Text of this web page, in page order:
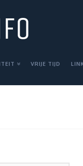
VRIJE TIJD